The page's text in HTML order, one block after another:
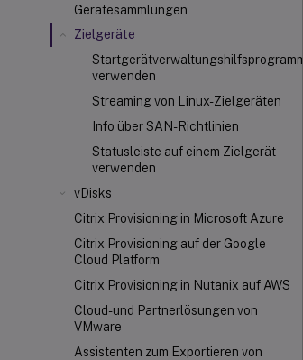
Gerätesammlungen
Zielgeräte
Startgerätverwaltungshilfsprogramm
verwenden
Streaming von Linux-Zielgeräten
Info über SAN-Richtlinien
Statusleiste auf einem Zielgerät
verwenden
vDisks
Citrix Provisioning in Microsoft Azure
Citrix Provisioning auf der Google
Cloud Platform
Citrix Provisioning in Nutanix auf AWS
Cloud- und Partnerlösungen von
VMware
Assistenten zum Exportieren von